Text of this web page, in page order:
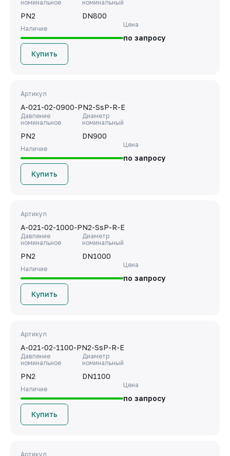
номинальное
PN2
номинальный
DN800
Наличие
Цена
по запросу
Купить
Артикул
A-021-02-0900-PN2-SsP-R-E
Давление
номинальное
PN2
Диаметр
номинальный
DN900
Наличие
Цена
по запросу
Купить
Артикул
A-021-02-1000-PN2-SsP-R-E
Давление
номинальное
PN2
Диаметр
номинальный
DN1000
Наличие
Цена
по запросу
Купить
Артикул
A-021-02-1100-PN2-SsP-R-E
Давление
номинальное
PN2
Диаметр
номинальный
DN1100
Наличие
Цена
по запросу
Купить
Артикул